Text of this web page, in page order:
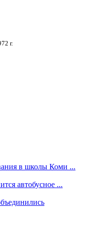
г.
в школы Коми ...
автобусное ...